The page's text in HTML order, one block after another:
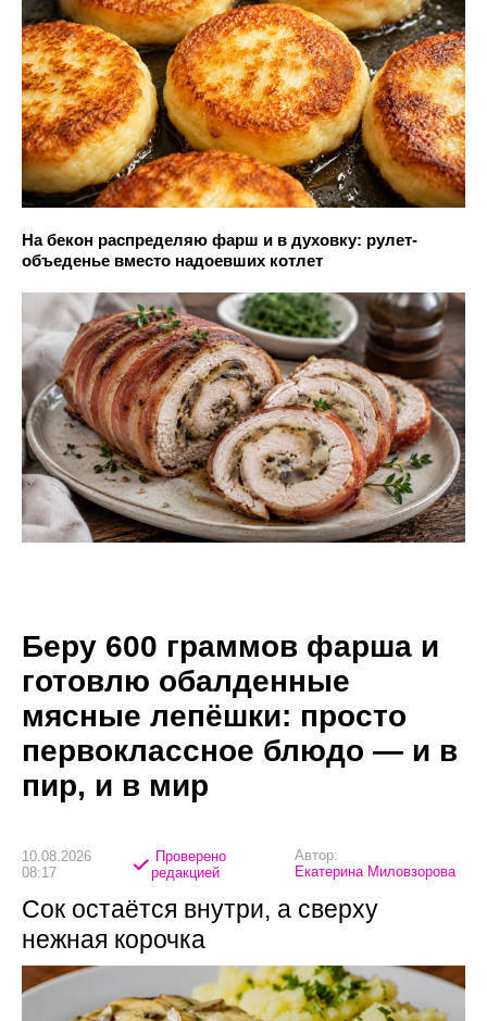
На бекон распределяю фарш и в духовку: рулет-
объеденье вместо надоевших котлет
Беру 600 граммов фарша и
готовлю обалденные
мясные лепёшки: просто
первоклассное блюдо — и в
пир, и в мир
10.08.2026
08:17
Проверено
редакцией
Автор:
Екатерина Миловзорова
Сок остаётся внутри, а сверху
нежная корочка